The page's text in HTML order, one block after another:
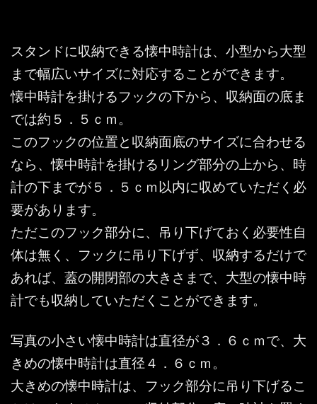
スタンドに収納できる懐中時計は、小型から大型
まで幅広いサイズに対応することができます。
懐中時計を掛けるフックの下から、収納面の底ま
では約５．５ｃｍ。
このフックの位置と収納面底のサイズに合わせる
なら、懐中時計を掛けるリング部分の上から、時
計の下までが５．５ｃｍ以内に収めていただく必
要があります。
ただこのフック部分に、吊り下げておく必要性自
体は無く、フックに吊り下げず、収納するだけで
あれば、蓋の開閉部の大きさまで、大型の懐中時
計でも収納していただくことができます。
写真の小さい懐中時計は直径が３．６ｃｍで、大
きめの懐中時計は直径４．６ｃｍ。
大きめの懐中時計は、フック部分に吊り下げるこ